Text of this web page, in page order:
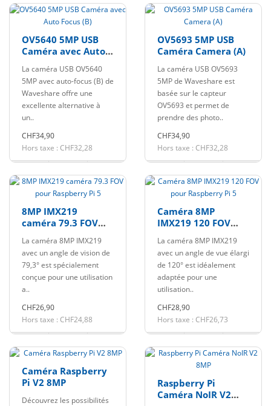
OV5640 5MP USB
Caméra avec Auto
La caméra USB OV5640
5MP avec auto-focus (B) de
Waveshare offre une
excellente alternative à
un..
CHF34,90
Hors taxe : CHF32,28
OV5693 5MP USB
Caméra Camera (A)
La caméra USB OV5693
5MP de Waveshare est
basée sur le capteur
OV5693 et permet de
prendre des photo..
CHF34,90
Hors taxe : CHF32,28
8MP IMX219
caméra 79.3 FOV
La caméra 8MP IMX219
avec un angle de vision de
79,3° est spécialement
conçue pour une utilisation
a..
CHF26,90
Hors taxe : CHF24,88
Caméra 8MP
IMX219 120 FOV
La caméra 8MP IMX219
avec un angle de vue élargi
de 120° est idéalement
adaptée pour une
utilisation..
CHF28,90
Hors taxe : CHF26,73
Caméra Raspberry
Pi V2 8MP
Découvrez les possibilités
Raspberry Pi
Caméra NoIR V2